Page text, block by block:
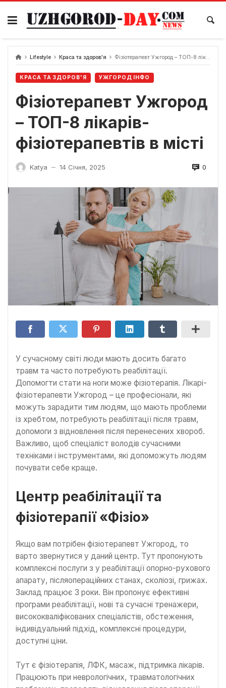
Skip
content
Lifestyle Краса та здоров'я Фізіотерапевт Ужгород – ТОП-8 лікарів-фізіотерапевтів в місті
КРАСА ТА ЗДОРОВ'Я УЖГОРОД ІНФО
Фізіотерапевт Ужгород
– ТОП-8 лікарів-
фізіотерапевтів в місті
Katya — 14 Січня, 2025 0
У сучасному світі люди мають досить багато
травм та часто потребують реабілітації.
Допомогти стати на ноги може фізіотерапія. Лікарі-
фізіотерапевти Ужгород – це професіонали, які
можуть зарадити тим людям, що мають проблеми
із хребтом, потребують реабілітації після травм,
допомоги з відновлення після перенесених хвороб.
Важливо, щоб спеціаліст володів сучасними
техніками і інструментами, які допоможуть людям
почувати себе краще.
Центр реабілітації та
фізіотерапії «Фізіо»
Якщо вам потрібен фізіотерапевт Ужгород, то
варто звернутися у даний центр. Тут пропонують
комплексні послуги з у реабілітації опорно-рухового
апарату, післяопераційних станах, сколіозі, грижах.
Заклад працює 3 роки. Він пропонує ефективні
програми реабілітації, нові та сучасні тренажери,
висококваліфікованих спеціалістів, обстеження,
індивідуальний підхід, комплексні процедури,
доступні ціни.
Тут є фізіотерапія, ЛФК, масаж, підтримка лікарів.
Працюють при неврологічних, травматологічних